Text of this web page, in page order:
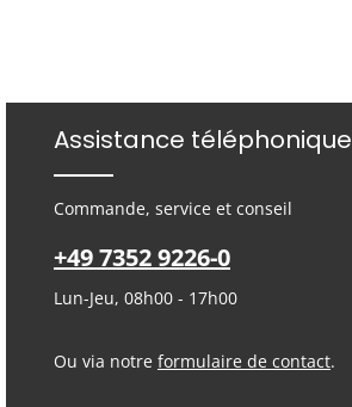
Assistance téléphonique
Commande, service et conseil
+49 7352 9226-0
Lun-Jeu, 08h00 - 17h00
Ou via notre formulaire de contact.